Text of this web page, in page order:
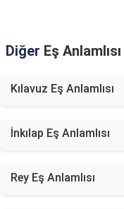
Diğer Eş Anlamlısı
Kılavuz Eş Anlamlısı
İnkılap Eş Anlamlısı
Rey Eş Anlamlısı